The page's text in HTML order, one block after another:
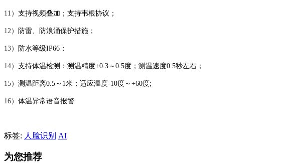
11） 支持视频叠加；支持韦根协议；
12） 防雷、防浪涌保护措施；
13） 防水等级IP66；
14） 支持体温检测：测温精度±0.3～0.5度；测温速度0.5秒左右；
15） 测温距离0.5～1米；适应温度-10度～+60度;
16） 体温异常语音报警
标签: 人脸识别 AI
为您推荐